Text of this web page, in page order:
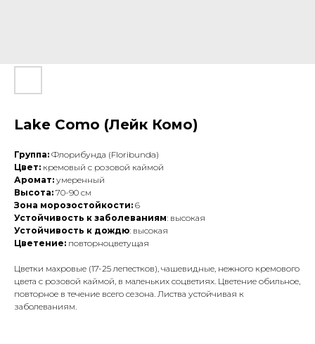
Lake Como (Лейк Комо)
Группа: Флорибунда (Floribunda)
Цвет: кремовый с розовой каймой
Аромат: умеренный
Высота: 70-90 см
Зона морозостойкости: 6
Устойчивость к заболеваниям: высокая
Устойчивость к дождю: высокая
Цветение: повторноцветущая
Цветки махровые (17-25 лепестков), чашевидные, нежного кремового
цвета с розовой каймой, в маленьких соцветиях. Цветение обильное,
повторное в течение всего сезона. Листва устойчивая к
заболеваниям.